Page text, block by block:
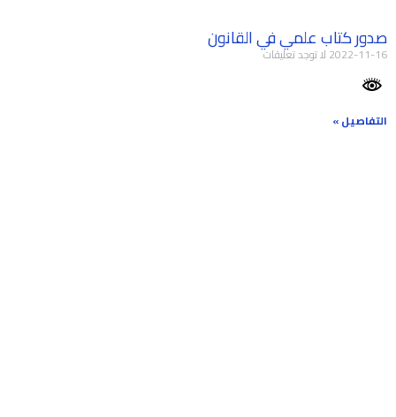
صدور كتاب علمي في القانون
2022-11-16 لا توجد تعليقات
التفاصيل »